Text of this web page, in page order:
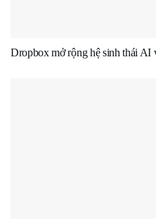
Dropbox mở rộng hệ sinh thái AI